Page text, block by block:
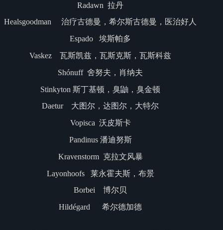
Radawn 拉丹
Healsgoodman 治疗古德曼，希尔斯古德曼，医治好人
Espado 埃斯帕多
Vaskez 瓦斯凯兹，瓦斯克斯，瓦斯科兹
Shónuff 舍努夫，肖纳夫
Stinkyton 斯丁基顿，臭鼬，臭金顿
Daetur 大图尔，达图尔，大特尔
Vopisca 沃皮斯卡
Pandinus 潘迪努斯
Kravenstorm 克拉文风暴
Layonhoofs 莱永霍夫斯，布景
Borbei 博尔贝
Hildégard 希尔德加德